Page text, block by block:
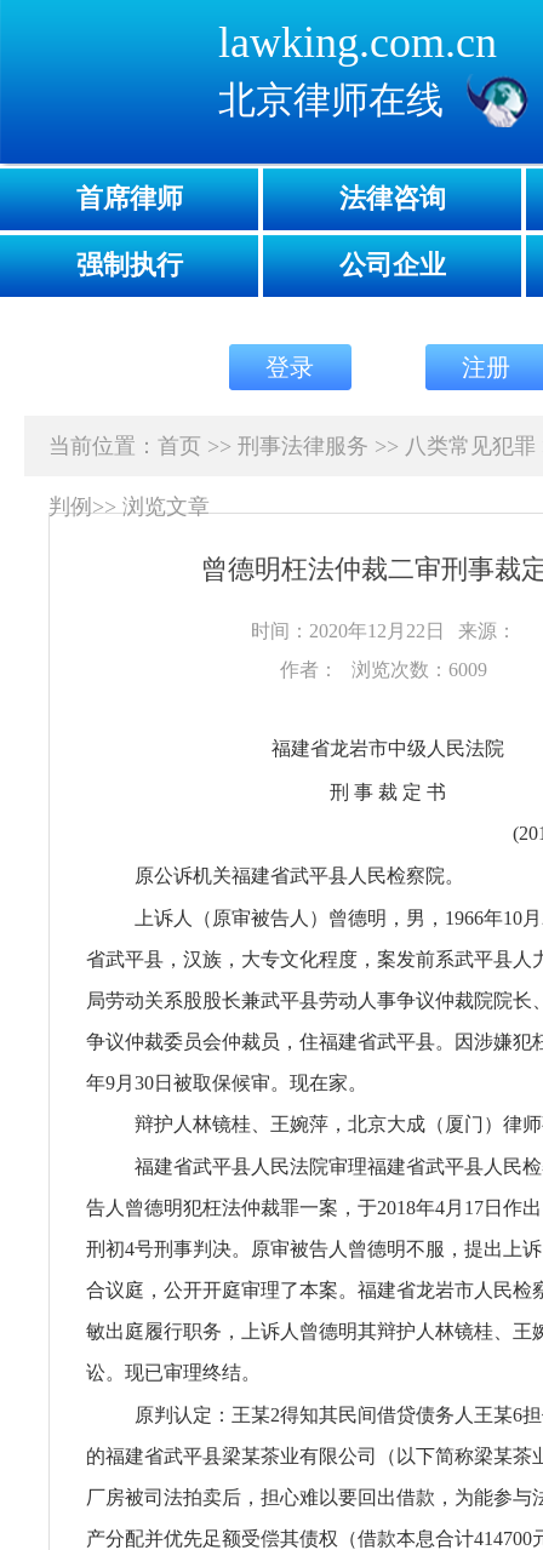
lawking.com.cn
北京律师在线
首席律师 法律咨询
强制执行 公司企业
登录 注册
当前位置： 首页 >> 刑事法律服务 >> 八类常见犯罪
判例>>浏览文章
曾德明枉法仲裁二审刑事裁
时间：2020年12月22日
来源：
作者：
浏览次数：6009
福建省龙岩市中级人民法院
刑 事 裁 定 书
原公诉机关福建省武平县人民检察院。
上诉人（原审被告人）曾德明，男，1966年10
省武平县，汉族，大专文化程度，案发前系武平县人
局劳动关系股股长兼武平县劳动人事争议仲裁院院长
争议仲裁委员会仲裁员，住福建省武平县。因涉嫌犯
年9月30日被取保候审。现在家。
辩护人林镜桂、王婉萍，北京大成（厦门）律
福建省武平县人民法院审理福建省武平县人民
告人曾德明犯枉法仲裁罪一案，于2018年4月17日作
刑初4号刑事判决。原审被告人曾德明不服，提出上
合议庭，公开开庭审理了本案。福建省龙岩市人民检
敏出庭履行职务，上诉人曾德明其辩护人林镜桂、王
讼。现已审理终结。
原判认定：王某2得知其民间借贷债务人王某6
的福建省武平县梁某茶业有限公司（以下简称梁某茶
厂房被司法拍卖后，担心难以要回出借款，为能参与
产分配并优先足额受偿其债权（借款本息合计414700